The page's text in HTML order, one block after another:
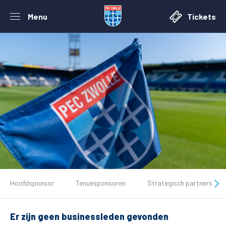
Menu Tickets
Tickets
Matchdays
Hoofdsponsor Tenuesponsoren Strategisch partners
Er zijn geen businessleden gevonden